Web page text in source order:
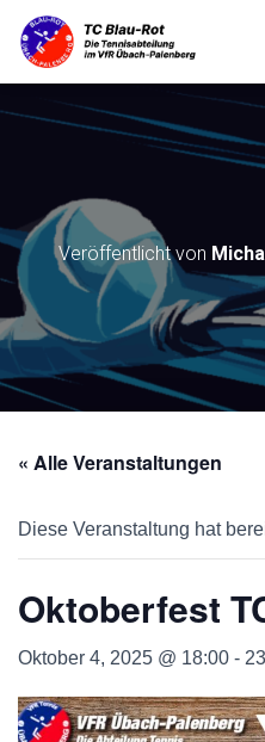
Veröffentlicht von
« Alle Veranstaltungen
Diese Veranstaltung hat
Oktoberfest
Oktober 4, 2025 @ 18:00 -